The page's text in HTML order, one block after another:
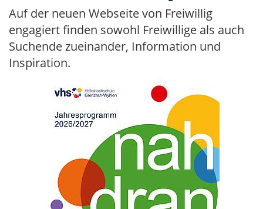
Auf der neuen Webseite von Freiwillig
engagiert finden sowohl Freiwillige als auch
Suchende zueinander, Information und
Inspiration.